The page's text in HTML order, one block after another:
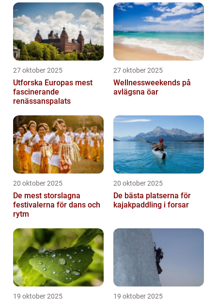
27 oktober 2025
Utforska Europas mest
fascinerande
renässanspalats
27 oktober 2025
Wellnessweekends på
avlägsna öar
20 oktober 2025
De mest storslagna
festivalerna för dans och
rytm
20 oktober 2025
De bästa platserna för
kajakpaddling i forsar
19 oktober 2025 19 oktober 2025